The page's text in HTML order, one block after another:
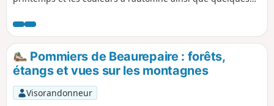
LES RANDONNEURS (SES) QUI PARCOURENT MES
RANDONNEES vous pouvez mettre des photos en indiquant
l'emplacement sur le circuit.
Pommiers de Beaurepaire : forêts,
étangs et vues sur les montagnes
Visorandonneur